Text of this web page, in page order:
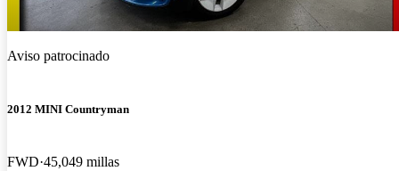
Aviso patrocinado
2012 MINI Countryman
FWD 45,049 millas